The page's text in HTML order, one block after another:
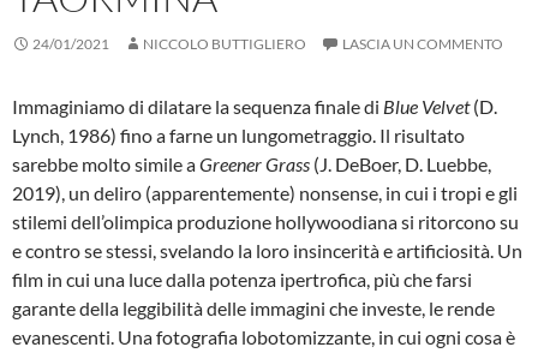
24/01/2021 NICCOLO BUTTIGLIERO LASCIA UN COMMENTO
Immaginiamo di dilatare la sequenza finale di Blue Velvet(D.
Lynch, 1986) fino a farne un lungometraggio. Il risultato
sarebbe molto simile aGreener Grass (J. DeBoer, D. Luebbe,
2019), un deliro (apparentemente) nonsense, in cui i tropi e gli
stilemi dell’olimpica produzione hollywoodiana si ritorcono su
e contro se stessi, svelando la loro insincerità e artificiosità. Un
film in cui una luce dalla potenza ipertrofica, più che farsi
garante della leggibilità delle immagini che investe, le rende
evanescenti. Una fotografia lobotomizzante, in cui ogni cosa è